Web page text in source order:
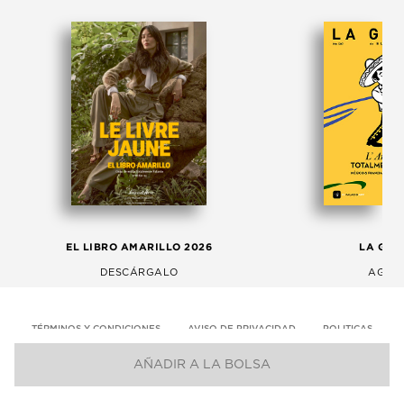
AÑADIR A LA BOLSA
EL LIBRO AMARILLO 2026
DESCÁRGALO
LA
TÉRMINOS Y CONDICIONES AVISO DE PRIVACIDAD POLITICAS